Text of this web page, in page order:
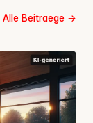
Alle Beitraege